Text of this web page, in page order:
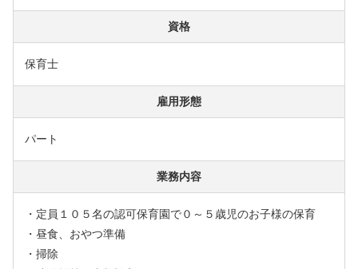
資格
保育士
雇用形態
パート
業務内容
・定員１０５名の認可保育園で０～５歳児のお子様の保育
・昼食、おやつ準備
・掃除